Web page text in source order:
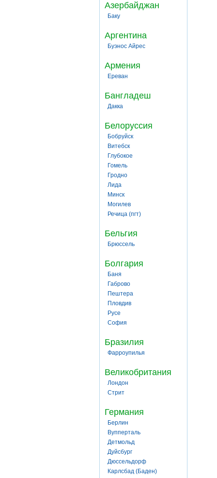
Азербайджан
Баку
Аргентина
Буэнос Айрес
Армения
Ереван
Бангладеш
Дакка
Белоруссия
Бобруйск
Витебск
Глубокое
Гомель
Гродно
Лида
Минск
Могилев
Речица (пгт)
Бельгия
Брюссель
Болгария
Баня
Габрово
Пештера
Пловдив
Русе
София
Бразилия
Фарроупилья
Великобритания
Лондон
Стрит
Германия
Берлин
Вупперталь
Детмольд
Дуйсбург
Дюссельдорф
Карлсбад (Баден)